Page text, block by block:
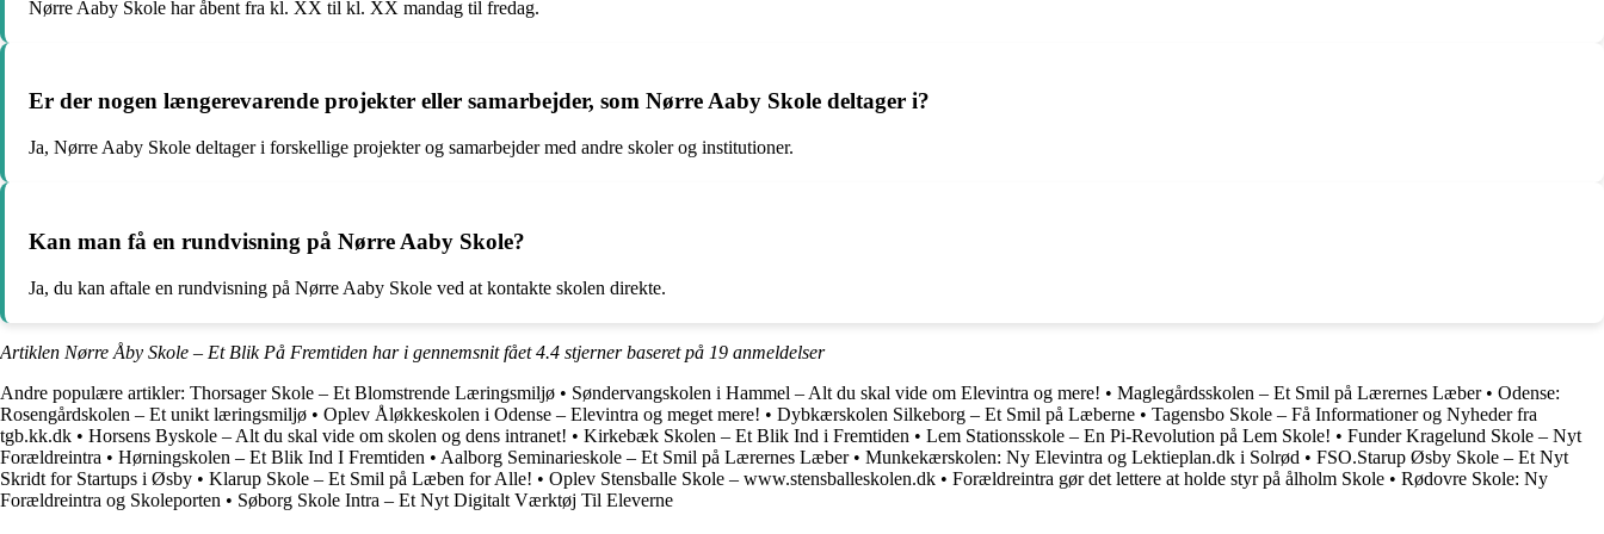
Nørre Aaby Skole har åbent fra kl. XX til kl. XX mandag til fredag.
Er der nogen længerevarende projekter eller samarbejder, som Nørre Aaby Skole deltager i?
Ja, Nørre Aaby Skole deltager i forskellige projekter og samarbejder med andre skoler og institutioner.
Kan man få en rundvisning på Nørre Aaby Skole?
Ja, du kan aftale en rundvisning på Nørre Aaby Skole ved at kontakte skolen direkte.
Artiklen Nørre Åby Skole – Et Blik På Fremtiden har i gennemsnit fået4.4 stjerner baseret på 19 anmeldelser
Andre populære artikler: Thorsager Skole – Et Blomstrende Læringsmiljø • Søndervangskolen i Hammel – Alt du skal vide om Elevintra og mere! • Maglegårdsskolen – Et Smil på Lærernes Læber• Odense:
Rosengårdskolen – Et unikt læringsmiljø • Oplev Åløkkeskolen i Odense – Elevintra og meget mere! • Dybkærskolen Silkeborg – Et Smil på Læberne • Tagensbo Skole – Få Informationer og Nyheder fra
tgb.kk.dk • Horsens Byskole – Alt du skal vide om skolen og dens intranet! • Kirkebæk Skolen – Et Blik Ind i Fremtiden • Lem Stationsskole – En Pi-Revolution på Lem Skole! • Funder Kragelund Skole – Nyt
Forældreintra • Hørningskolen – Et Blik Ind I Fremtiden • Aalborg Seminarieskole – Et Smil på Lærernes Læber• Munkekærskolen: Ny Elevintra og Lektieplan.dk i Solrød • FSO.Starup Øsby Skole – Et Nyt
Skridt for Startups i Øsby • Klarup Skole – Et Smil på Læben for Alle! • Oplev Stensballe Skole – www.stensballeskolen.dk • Forældreintra gør det lettere at holde styr på ålholm Skole • Rødovre Skole: Ny
Forældreintra og Skoleporten • Søborg Skole Intra – Et Nyt Digitalt Værktøj Til Eleverne